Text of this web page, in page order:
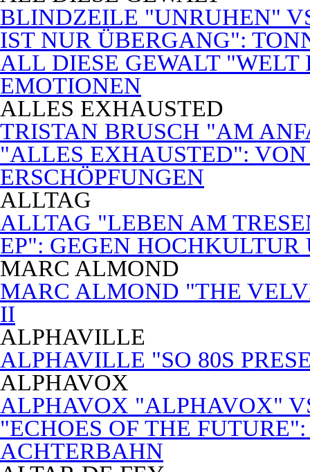
BLINDZEILE "UNRUHEN"
IST NUR ÜBERGANG":
ALL DIESE GEWALT
EMOTIONEN
ALLES EXHAUSTED
TRISTAN BRUSCH "AM
"ALLES EXHAUSTED":
ERSCHÖPFUNGEN
ALLTAG
ALLTAG "LEBEN AM
EP": GEGEN
MARC ALMOND
MARC ALMOND "THE
II
ALPHAVILLE
ALPHAVILLE "SO 80S
ALPHAVOX
ALPHAVOX "ALPHAVOX"
"ECHOES OF THE
ACHTERBAHN